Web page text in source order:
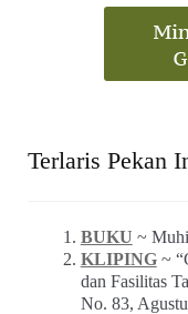
Terlaris Pekan
BUKU ~
KLIPING~
dan Fasilitas
No. 83,